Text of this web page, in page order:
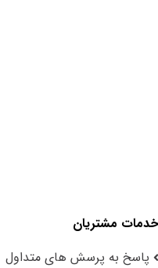
خدمات مشتریان
پاسخ به پرسش های متداول